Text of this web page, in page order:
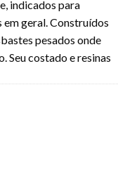
indicados para
em geral. Construídos
pesados onde
Seu costado e resinas